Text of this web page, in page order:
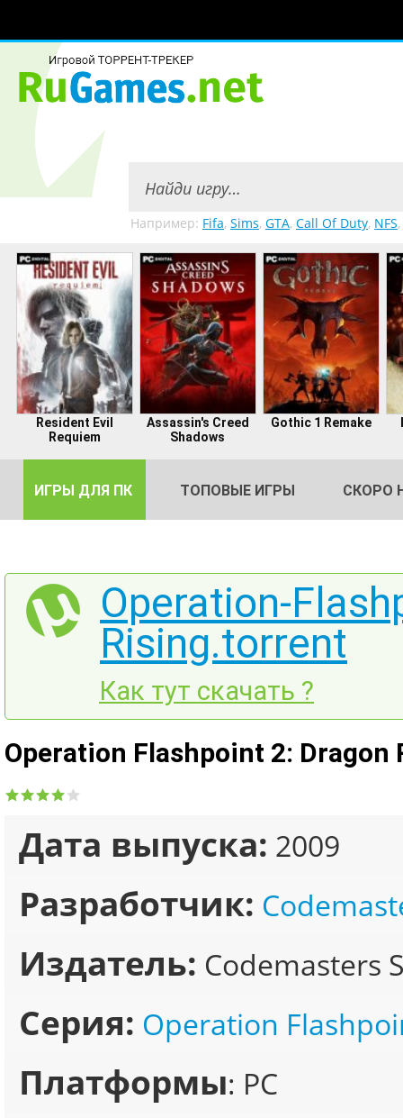
Например: Fifa, Sims, GTA, Call Of Duty, NFS,
Resident Evil
Requiem
Assassin's Creed
Shadows
Gothic 1 Remake
ИГРЫ ДЛЯ ПК ТОПОВЫЕ ИГРЫ СКОРО
Operation-
Rising.torrent
Как тут скачать ?
Operation Flashpoint 2: Dragon
Дата выпуска: 2009
Разработчик:
Издатель: Codemasters
Серия: Operation
Платформы: PC